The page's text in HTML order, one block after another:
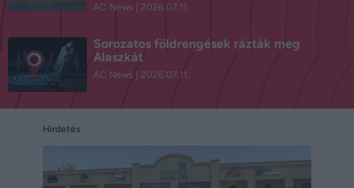
AC News 2026.07.11.
Sorozatos földrengések rázták meg
Alaszkát
AC News 2026.07.11.
Hirdetés